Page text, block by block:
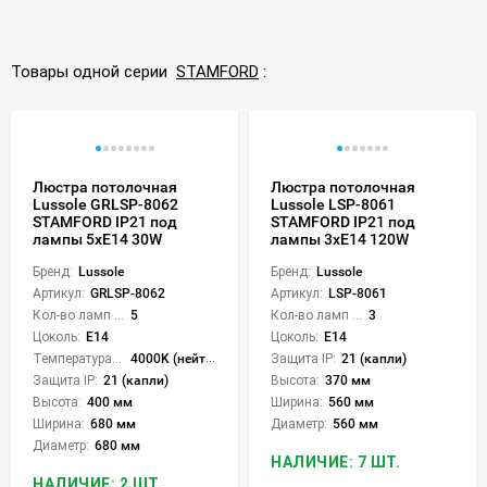
Товары одной серии STAMFORD :
Люстра потолочная
Lussole GRLSP-8062
STAMFORD IP21 под
лампы 5xE14 30W
Бренд: Lussole
Артикул: GRLSP-8062
5
Цоколь: E14
4000K (нейтральный)
Защита IP: 21 (капли)
Высота: 400 мм
Ширина: 680 мм
Диаметр: 680 мм
НАЛИЧИЕ: 2 ШТ.
Люстра потолочная
Lussole LSP-8061
STAMFORD IP21 под
лампы 3xE14 120W
Бренд: Lussole
Артикул: LSP-8061
3
Цоколь: E14
Защита IP: 21 (капли)
Высота: 370 мм
Ширина: 560 мм
Диаметр: 560 мм
НАЛИЧИЕ: 7 ШТ.